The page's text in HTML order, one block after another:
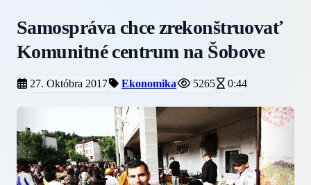
Samospráva chce zrekonštruovať
Komunitné centrum na Šobove
27. Októbra 2017 Ekonomika 5265 0:44